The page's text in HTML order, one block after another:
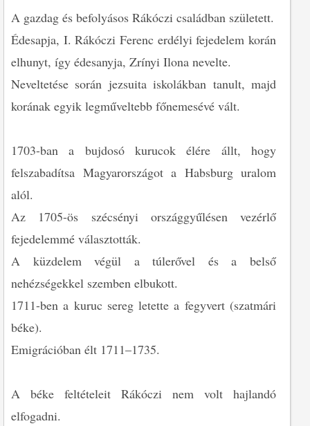
A gazdag és befolyásos Rákóczi családban született.
Édesapja, I. Rákóczi Ferenc erdélyi fejedelem korán
elhunyt, így édesanyja, Zrínyi Ilona nevelte.
Neveltetése során jezsuita iskolákban tanult, majd
korának egyik legműveltebb főnemesévé vált.
1703-ban a bujdosó kurucok élére állt, hogy
felszabadítsa Magyarországot a Habsburg uralom
alól.
Az 1705-ös szécsényi országgyűlésen vezérlő
fejedelemmé választották.
A küzdelem végül a túlerővel és a belső
nehézségekkel szemben elbukott.
1711-ben a kuruc sereg letette a fegyvert (szatmári
béke).
Emigrációban élt 1711–1735.
A béke feltételeit Rákóczi nem volt hajlandó
elfogadni.